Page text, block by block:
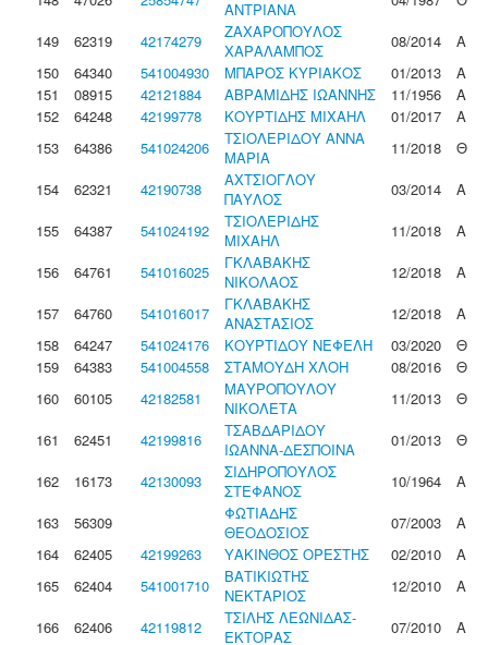
ΑΝΤΡΙΑΝΑ
149
62319 42174279
ΖΑΧΑΡΟΠΟΥΛΟΣ
ΧΑΡΑΛΑΜΠΟΣ
08/2014
Α
150
64340 541004930 ΜΠΑΡΟΣ ΚΥΡΙΑΚΟΣ 01/2013
Α
151
08915 42121884 ΑΒΡΑΜΙΔΗΣ ΙΩΑΝΝΗΣ 11/1956
Α
152
64248 42199778 ΚΟΥΡΤΙΔΗΣ ΜΙΧΑΗΛ 01/2017
Α
153
64386 541024206
ΤΣΙΟΛΕΡΙΔΟΥ ΑΝΝΑ
ΜΑΡΙΑ
11/2018
Θ
154
62321 42190738
ΑΧΤΣΙΟΓΛΟΥ
ΠΑΥΛΟΣ
03/2014
Α
155
64387 541024192
ΤΣΙΟΛΕΡΙΔΗΣ
ΜΙΧΑΗΛ
11/2018
Α
156
64761 541016025
ΓΚΛΑΒΑΚΗΣ
ΝΙΚΟΛΑΟΣ
12/2018
Α
157
64760 541016017
ΓΚΛΑΒΑΚΗΣ
ΑΝΑΣΤΑΣΙΟΣ
12/2018
Α
158
64247 541024176 ΚΟΥΡΤΙΔΟΥ ΝΕΦΕΛΗ 03/2020
Θ
159
64383 541004558 ΣΤΑΜΟΥΔΗ ΧΛΟΗ 08/2016
Θ
160
60105 42182581
ΜΑΥΡΟΠΟΥΛΟΥ
ΝΙΚΟΛΕΤΑ
11/2013
Θ
161
62451 42199816
ΤΣΑΒΔΑΡΙΔΟΥ
ΙΩΑΝΝΑ-ΔΕΣΠΟΙΝΑ
01/2013
Θ
162
16173 42130093
ΣΙΔΗΡΟΠΟΥΛΟΣ
ΣΤΕΦΑΝΟΣ
10/1964
Α
163
56309
ΦΩΤΙΑΔΗΣ
ΘΕΟΔΟΣΙΟΣ
07/2003
Α
164
62405 42199263 ΥΑΚΙΝΘΟΣ ΟΡΕΣΤΗΣ 02/2010
Α
165
62404 541001710
ΒΑΤΙΚΙΩΤΗΣ
ΝΕΚΤΑΡΙΟΣ
12/2010
Α
166
62406 42119812
ΤΣΙΛΗΣ ΛΕΩΝΙΔΑΣ-
ΕΚΤΟΡΑΣ
07/2010
Α